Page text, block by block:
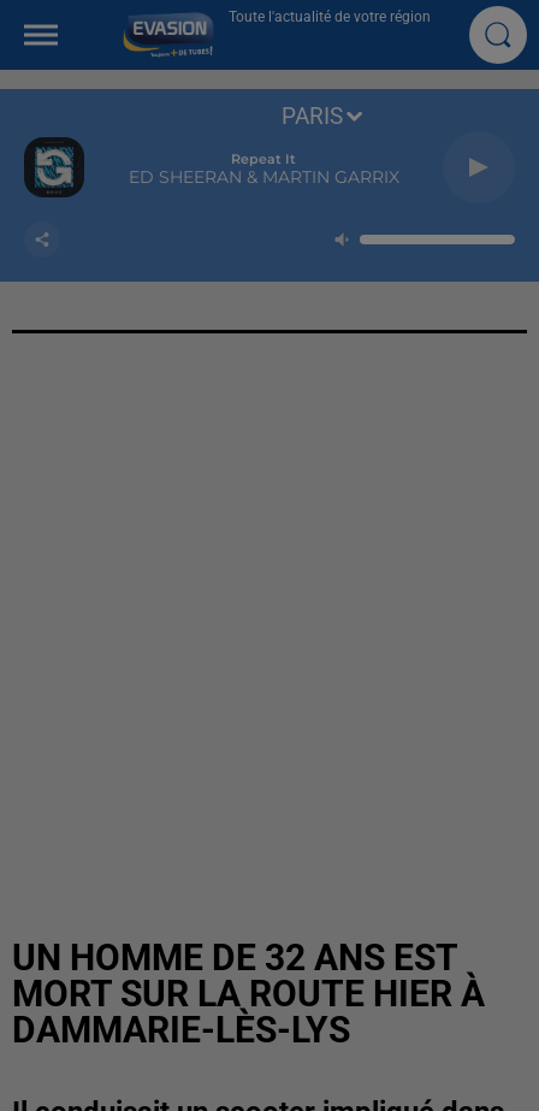
Toute l'actualité de votre région
Repeat It
ED SHEERAN & MARTIN GARRIX
PARIS
UN HOMME DE 32 ANS EST
MORT SUR LA ROUTE HIER À
DAMMARIE-LÈS-LYS